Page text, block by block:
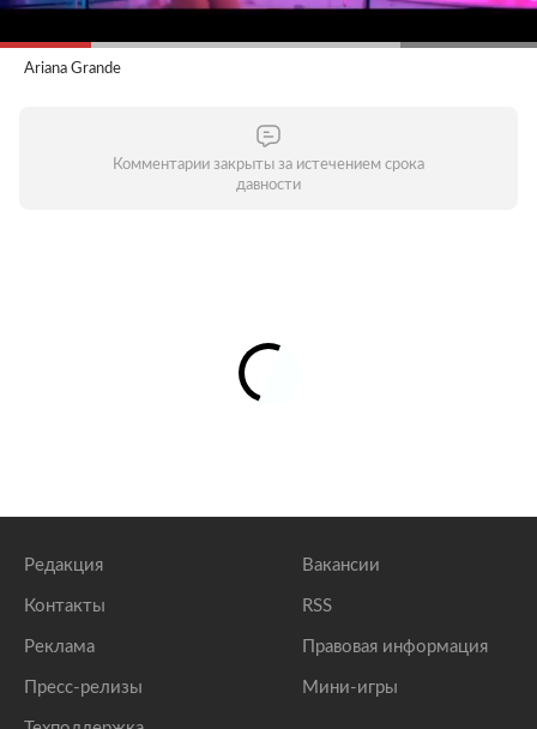
Ariana Grande
Комментарии закрыты за истечением срока
давности
Редакция
Контакты
Реклама
Пресс-релизы
Вакансии
RSS
Правовая информация
Мини-игры